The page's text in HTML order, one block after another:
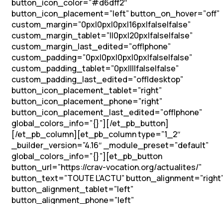
button_icon_color=”#d6dff2″
button_icon_placement=”left” button_on_hover=”off”
custom_margin=”0px|0px|0px|16px|false|false”
custom_margin_tablet=”||0px|20px|false|false”
custom_margin_last_edited=”off|phone”
custom_padding=”0px|0px|0px|0px|false|false”
custom_padding_tablet=”0px||||false|false”
custom_padding_last_edited=”off|desktop”
button_icon_placement_tablet=”right”
button_icon_placement_phone=”right”
button_icon_placement_last_edited=”off|phone”
global_colors_info=”{}”][/et_pb_button]
[/et_pb_column][et_pb_column type=”1_2″
_builder_version=”4.16″ _module_preset=”default”
global_colors_info=”{}”][et_pb_button
button_url=”https://crav-vocation.org/actualites/”
button_text=”TOUTE L’ACTU”
button_alignment_tablet=”left”
button_alignment_phone=”left”